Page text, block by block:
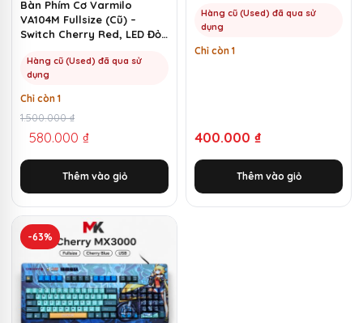
Bàn Phím Cơ Varmilo
VA104M Fullsize (Cũ) –
Switch Cherry Red, LED Đỏ |
Hàng cũ (Used) đã qua sử
dụng
Chỉ còn 1
1.500.000₫
Giá
gốc
là:
1.500.000 ₫.
580.000 ₫
Giá
hiện
tại
là:
580.000 ₫.
Thêm vào giỏ
Hàng cũ (Used) đã qua sử
dụng
Chỉ còn 1
400.000 ₫
Thêm vào giỏ
-63%